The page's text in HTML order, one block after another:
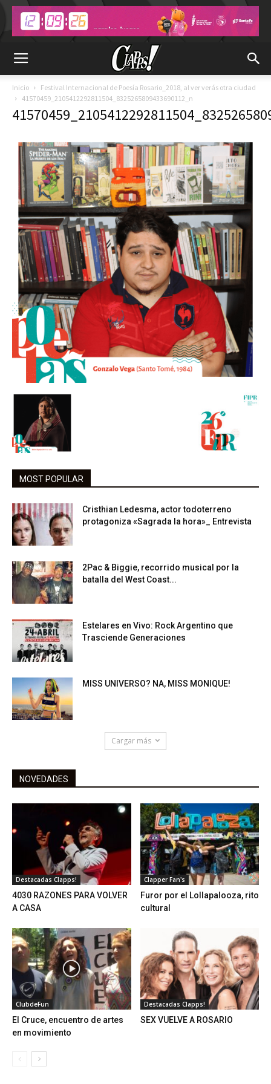
Inicio
Festival Internacional de Poesía Rosario_2018, al ver verás otra ciudad
41570459_2105412292811504_8325265809433690112_n
MOST POPULAR
Cristhian Ledesma, actor todoterreno
protagoniza «Sagrada la hora»_ Entrevista
2Pac & Biggie, recorrido musical por la
batalla del West Coast...
Estelares en Vivo: Rock Argentino que
Trasciende Generaciones
MISS UNIVERSO? NA, MISS MONIQUE!
Cargar más
NOVEDADES
Destacadas Clapps!
4030 RAZONES PARA VOLVER
A CASA
Clapper Fan's
Furor por el Lollapalooza, rito
cultural
ClubdeFun
El Cruce, encuentro de artes
en movimiento
Destacadas Clapps!
SEX VUELVE A ROSARIO